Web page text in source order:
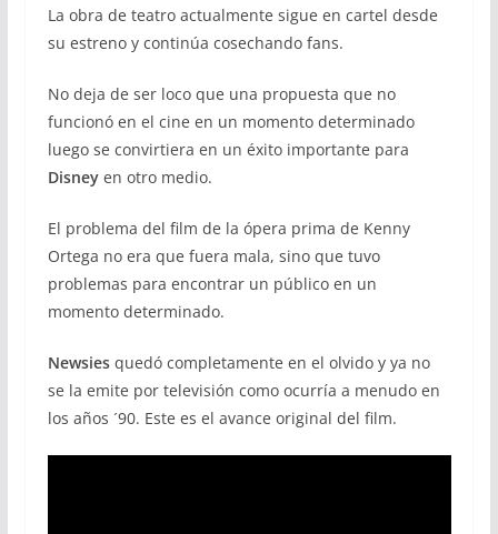
La obra de teatro actualmente sigue en cartel desde
su estreno y continúa cosechando fans.
No deja de ser loco que una propuesta que no
funcionó en el cine en un momento determinado
luego se convirtiera en un éxito importante para
Disneyen otro medio.
El problema del film de la ópera prima de Kenny
Ortega no era que fuera mala, sino que tuvo
problemas para encontrar un público en un
momento determinado.
Newsiesquedó completamente en el olvido y ya no
se la emite por televisión como ocurría a menudo en
los años ´90. Este es el avance original del film.